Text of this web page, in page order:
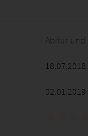
Abitur und
02.01.2019